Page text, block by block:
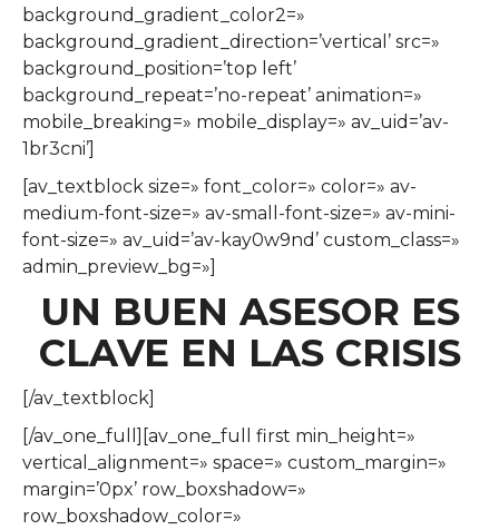
background_gradient_color2=»
background_gradient_direction=’vertical’ src=»
background_position=’top left’
background_repeat=’no-repeat’ animation=»
mobile_breaking=» mobile_display=» av_uid=’av-
1br3cni’]
[av_textblock size=» font_color=» color=» av-
medium-font-size=» av-small-font-size=» av-mini-
font-size=» av_uid=’av-kay0w9nd’ custom_class=»
admin_preview_bg=»]
UN BUEN ASESOR ES
CLAVE EN LAS CRISIS
[/av_textblock]
[/av_one_full][av_one_full first min_height=»
vertical_alignment=» space=» custom_margin=»
margin=’0px’ row_boxshadow=»
row_boxshadow_color=»